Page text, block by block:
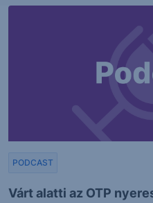
Várt alatti az OTP
PODCAST